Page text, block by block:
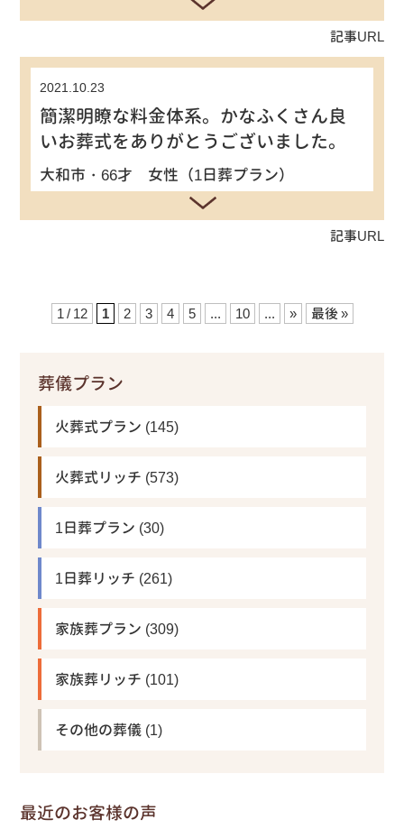
記事URL
2021.10.23
簡潔明瞭な料金体系。かなふくさん良
いお葬式をありがとうございました。
大和市・66才 女性（1日葬プラン）
記事URL
1 / 12 1 2 3 4 5 ... 10 ... » 最後 »
葬儀プラン
火葬式プラン (145)
火葬式リッチ (573)
1日葬プラン (30)
1日葬リッチ (261)
家族葬プラン (309)
家族葬リッチ (101)
その他の葬儀 (1)
最近のお客様の声